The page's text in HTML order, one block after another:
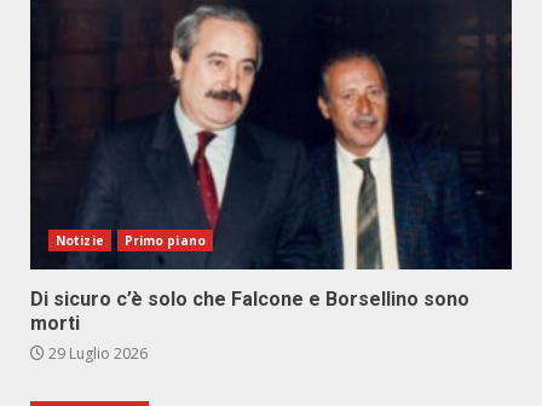
Notizie Primo piano
Di sicuro c’è solo che Falcone e Borsellino sono
morti
29 Luglio 2026